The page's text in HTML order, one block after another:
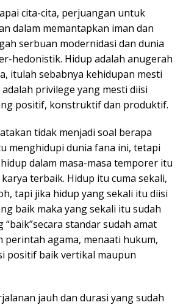
cita-cita, perjuangan untuk
dalam memantapkan iman dan
serbuan modernidasi dan dunia
hedonistik. Hidup adalah anugerah
itulah sebabnya kehidupan mesti
privilege yang mesti diisi
positif, konstruktif dan produktif.
tidak menjadi soal berapa
menghidupi dunia fana ini, tetapi
dalam masa-masa temporer itu
terbaik. Hidup itu cuma sekali,
tapi jika hidup yang sekali itu diisi
baik maka yang sekali itu sudah
“baik”secara standar sudah amat
perintah agama, menaati hukum,
positif baik vertikal maupun
jauh dan durasi yang sudah